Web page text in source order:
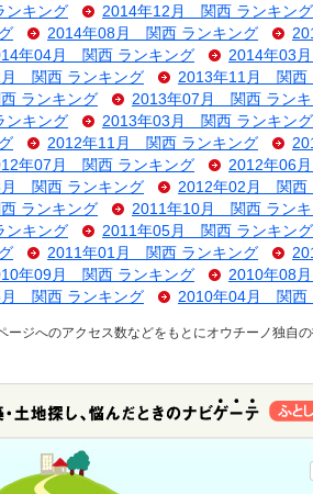
キング
2014年12月 関西 ランキング
2014年08月 関西 ランキング
年04月 関西 ランキング
2014年03
関西 ランキング
2013年11月 関西
ランキング
2013年07月 関西 ランキ
キング
2013年03月 関西 ランキング
2012年11月 関西 ランキング
年07月 関西 ランキング
2012年06
関西 ランキング
2012年02月 関西
ランキング
2011年10月 関西 ランキ
キング
2011年05月 関西 ランキング
2011年01月 関西 ランキング
年09月 関西 ランキング
2010年08
関西 ランキング 2010年04月 関西
ジへのアクセス数などをもとにオウチーノ独自